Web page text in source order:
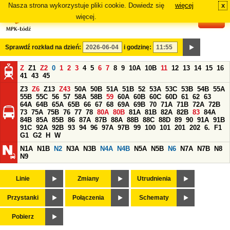
Nasza strona wykorzystuje pliki cookie. Dowiedz się
więcej.
więcej x
Sprawdź rozkład na dzień: i godzinę:
Z Z1 Z2 0 1 2 3 4 5 6 7 8 9 10A 10B 11 12 13 14 15 16
41 43 45
Z3 Z6 Z13 Z43 50A 50B 51A 51B 52 53A 53C 53B 54B 55A
55B 55C 56 57 58A 58B 59 60A 60B 60C 60D 61 62 63
64A 64B 65A 65B 66 67 68 69A 69B 70 71A 71B 72A 72B
73 75A 75B 76 77 78 80A 80B 81A 81B 82A 82B 83 84A
84B 85A 85B 86 87A 87B 88A 88B 88C 88D 89 90 91A 91B
91C 92A 92B 93 94 96 97A 97B 99 100 101 201 202 6.
F1
G1 G2 H
W
N1A
N1B N2 N3A N3B N4A N4B N5A N5B N6 N7A N7B
N8
N9
Linie Zmiany Utrudnienia
Przystanki Połączenia Schematy
Pobierz